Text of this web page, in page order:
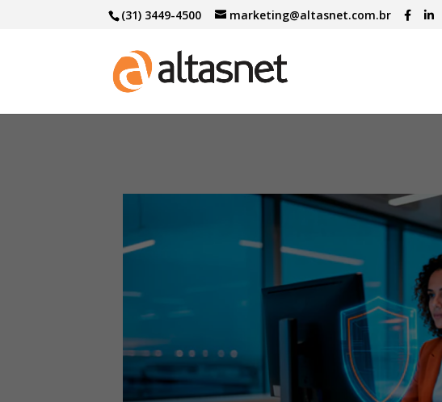
(31) 3449-4500 marketing@altasnet.com.br